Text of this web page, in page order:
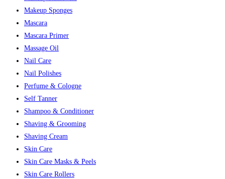
Makeup Sponges
Mascara
Mascara Primer
Massage Oil
Nail Care
Nail Polishes
Perfume & Cologne
Self Tanner
Shampoo & Conditioner
Shaving & Grooming
Shaving Cream
Skin Care
Skin Care Masks & Peels
Skin Care Rollers